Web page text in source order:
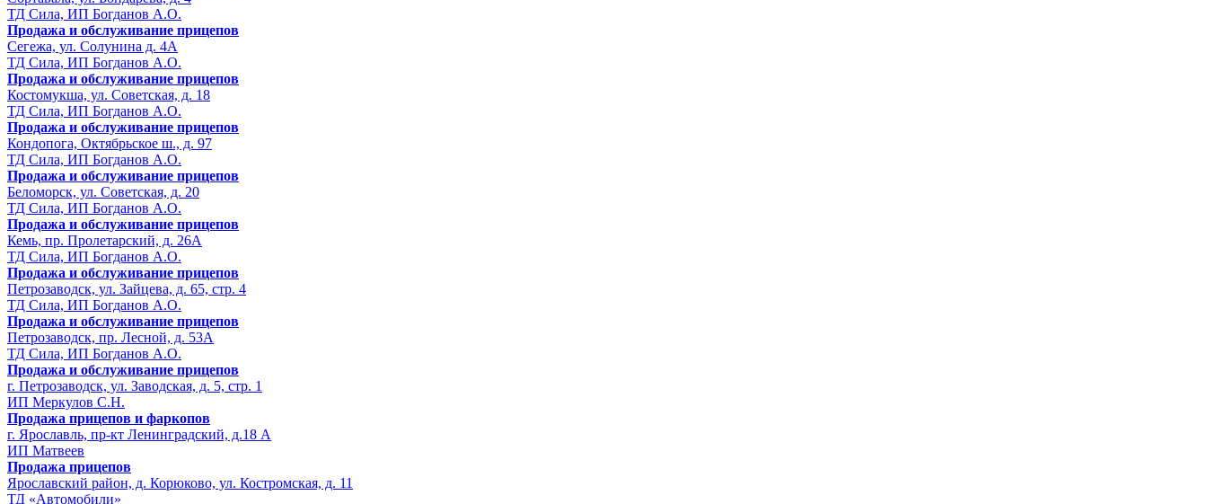
ТД Сила, ИП Богданов А.О.
Продажа и обслуживание прицепов
Сегежа, ул. Солунина д. 4А
ТД Сила, ИП Богданов А.О.
Продажа и обслуживание прицепов
Костомукша, ул. Советская, д. 18
ТД Сила, ИП Богданов А.О.
Продажа и обслуживание прицепов
Кондопога, Октябрьское ш., д. 97
ТД Сила, ИП Богданов А.О.
Продажа и обслуживание прицепов
Беломорск, ул. Советская, д. 20
ТД Сила, ИП Богданов А.О.
Продажа и обслуживание прицепов
Кемь, пр. Пролетарский, д. 26А
ТД Сила, ИП Богданов А.О.
Продажа и обслуживание прицепов
Петрозаводск, ул. Зайцева, д. 65, стр. 4
ТД Сила, ИП Богданов А.О.
Продажа и обслуживание прицепов
Петрозаводск, пр. Лесной, д. 53А
ТД Сила, ИП Богданов А.О.
Продажа и обслуживание прицепов
г. Петрозаводск, ул. Заводская, д. 5, стр. 1
ИП Меркулов С.Н.
Продажа прицепов и фаркопов
г. Ярославль, пр-кт Ленинградский, д.18 А
ИП Матвеев
Продажа прицепов
Ярославский район, д. Корюково, ул. Костромская, д. 11
ТД «Автомобили»